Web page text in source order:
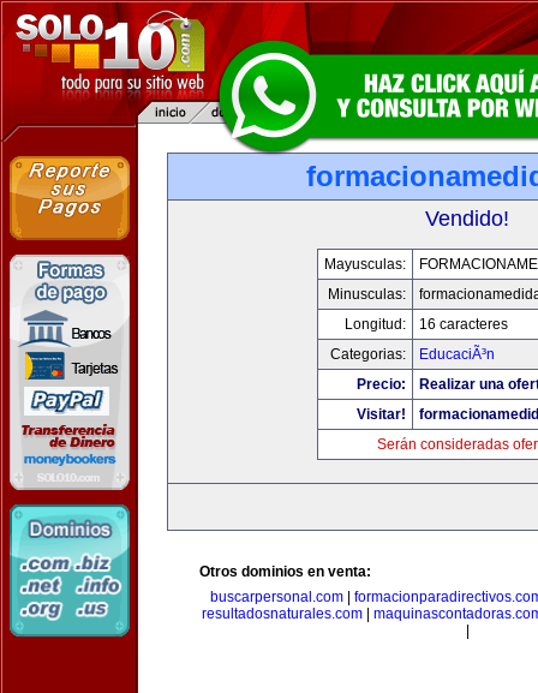
Vendido!
Mayusculas:
Minusculas:
Longitud:
16 caracteres
Categorias:
EducaciÃ³n
Precio:
Realizar una
Visitar!
Serán consideradas
Otros dominios en venta:
buscarpersonal.com|
resultadosnaturales.com|